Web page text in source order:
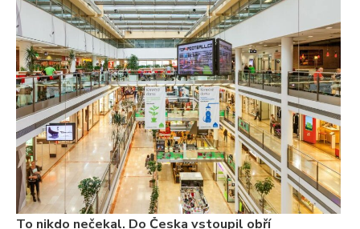
To nikdo nečekal. Do Česka vstoupil obří